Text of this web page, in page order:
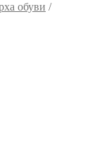
обуви /